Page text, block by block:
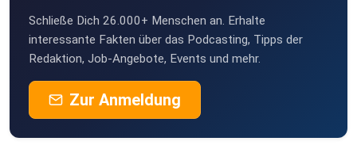
Schließe Dich 26.000+ Menschen an. Erhalte
interessante Fakten über das Podcasting, Tipps der
Redaktion, Job-Angebote, Events und mehr.
Zur Anmeldung